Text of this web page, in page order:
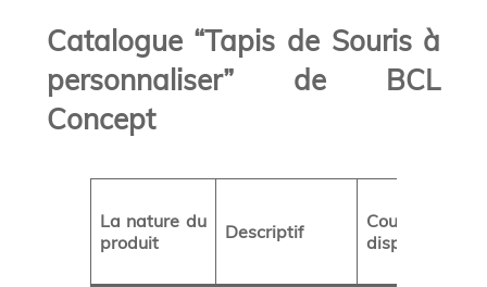
Catalogue “Tapis de Souris à
personnaliser” de BCL
Concept
La nature du
produit
Descriptif
Couleurs
disponibles